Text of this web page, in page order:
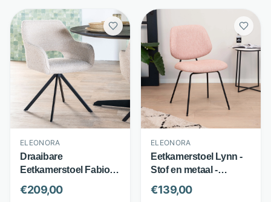
ELEONORA
Draaibare
Eetkamerstoel Fabio -
Bouclé stof & metalen
onderstel - Met
€209,00
ELEONORA
Eetkamerstoel Lynn -
Stof en metaal -
Comfortabele zitting -
Roze - Eleonora
€139,00